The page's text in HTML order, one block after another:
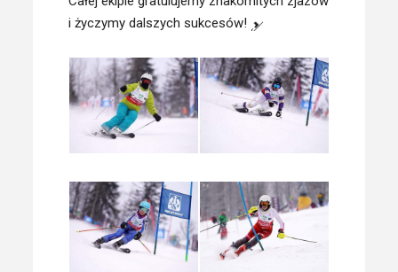
i życzymy dalszych sukcesów!